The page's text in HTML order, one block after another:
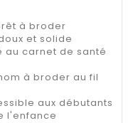
à broder
et solide
au carnet de santé
à broder au fil
aux débutants
l'enfance